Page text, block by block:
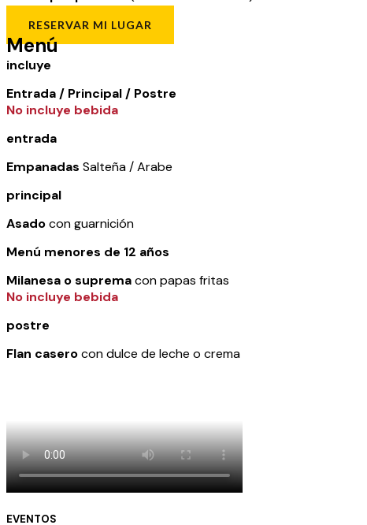
RESERVAR MI LUGAR
Menú
incluye
Entrada / Principal / Postre
No incluye bebida
entrada
Empanadas Salteña / Arabe
principal
Asadocon guarnición
Menú menores de 12 años
Milanesa o supremacon papas fritas
No incluye bebida
postre
Flan caserocon dulce de leche o crema
EVENTOS